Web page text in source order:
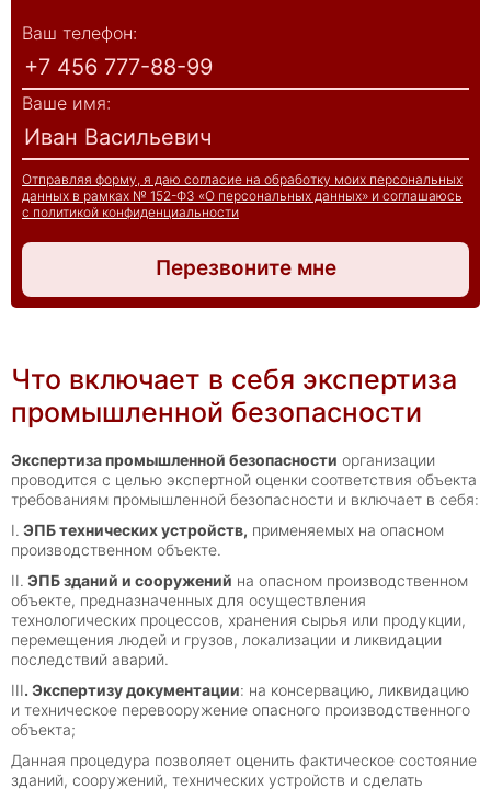
Ваш телефон:
Ваше имя:
Отправляя форму, я даю согласие на обработку моих персональных
данных в рамках № 152-ФЗ «О персональных данных» и соглашаюсь
с политикой конфиденциальности
Перезвоните мне
Что включает в себя экспертиза
промышленной безопасности
Экспертиза промышленной безопасности организации
проводится с целью экспертной оценки соответствия объекта
требованиям промышленной безопасности и включает в себя:
I. ЭПБ технических устройств, применяемых на опасном
производственном объекте.
II. ЭПБ зданий и сооружений на опасном производственном
объекте, предназначенных для осуществления
технологических процессов, хранения сырья или продукции,
перемещения людей и грузов, локализации и ликвидации
последствий аварий.
III. Экспертизу документации: на консервацию, ликвидацию
и техническое перевооружение опасного производственного
объекта;
Данная процедура позволяет оценить фактическое состояние
зданий, сооружений, технических устройств и сделать